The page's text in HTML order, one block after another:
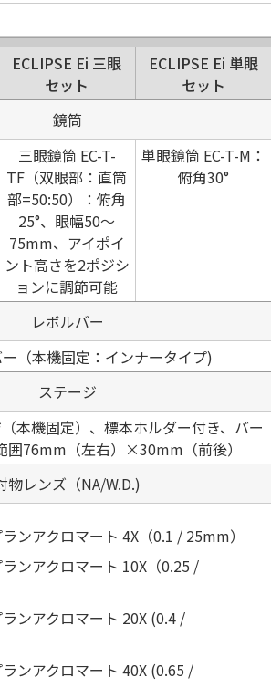
ECLIPSE Ei 三眼
セット
ECLIPSE Ei 単眼
セット
鏡筒
三眼鏡筒 EC-T-
TF（双眼部：直筒
部=50:50）：俯角
25°、眼幅50～
75mm、アイポイ
ント高さを2ポジシ
ョンに調節可能
単眼鏡筒 EC-T-M：
俯角30°
レボルバー
（本機固定：インナータイプ)
ステージ
本機固定）、標本ホルダー付き、バー
囲76mm（左右）×30mm（前後）
物レンズ（NA/W.D.)
ンアクロマート 4X（0.1 / 25mm）
ンアクロマート 10X（0.25 /
ンアクロマート 20X (0.4 /
ンアクロマート 40X (0.65 /